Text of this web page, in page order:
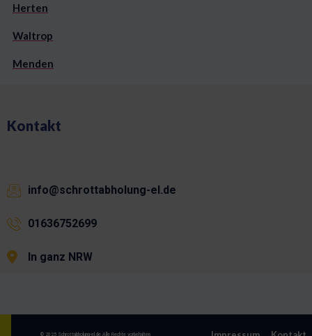
Herten
Waltrop
Menden
Kontakt
info@schrottabholung-el.de
01636752699
In ganz NRW
© 2025 Schrottabholung-el.de Alle Rechte vorbehalten